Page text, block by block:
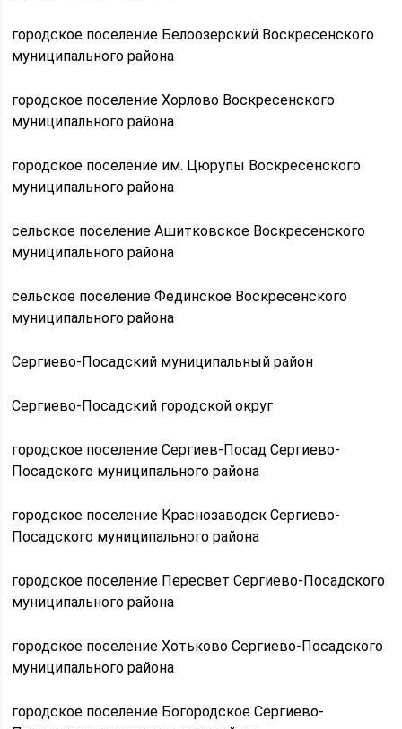
городское поселение Белоозерский Воскресенского
муниципального района
городское поселение Хорлово Воскресенского
муниципального района
городское поселение им. Цюрупы Воскресенского
муниципального района
сельское поселение Ашитковское Воскресенского
муниципального района
сельское поселение Фединское Воскресенского
муниципального района
Сергиево-Посадский муниципальный район
Сергиево-Посадский городской округ
городское поселение Сергиев-Посад Сергиево-
Посадского муниципального района
городское поселение Краснозаводск Сергиево-
Посадского муниципального района
городское поселение Пересвет Сергиево-Посадского
муниципального района
городское поселение Хотьково Сергиево-Посадского
муниципального района
городское поселение Богородское Сергиево-